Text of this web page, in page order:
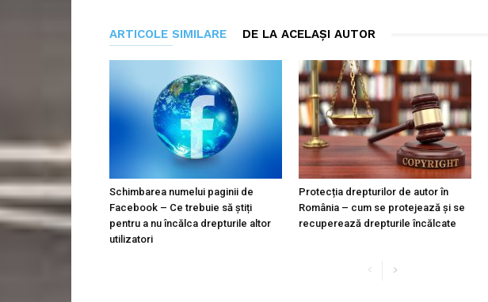
ARTICOLE SIMILARE DE LA ACELAȘI AUTOR
Schimbarea numelui paginii de
Facebook – Ce trebuie să știți
pentru a nu încălca drepturile altor
utilizatori
Protecția drepturilor de autor în
România – cum se protejează și se
recuperează drepturile încălcate